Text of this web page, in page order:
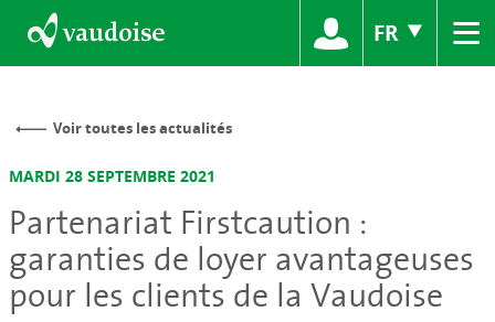
FR ≡
Voir toutes les actualités
MARDI 28 SEPTEMBRE 2021
Partenariat Firstcaution :
garanties de loyer avantageuses
pour les clients de la Vaudoise